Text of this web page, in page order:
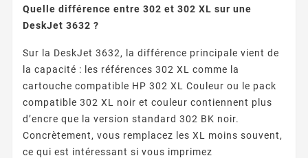
Quelle différence entre 302 et 302 XL sur une
DeskJet 3632 ?
Sur la DeskJet 3632, la différence principale vient de
la capacité : les références 302 XL comme la
cartouche compatible HP 302 XL Couleur ou le pack
compatible 302 XL noir et couleur contiennent plus
d’encre que la version standard 302 BK noir.
Concrètement, vous remplacez les XL moins souvent,
ce qui est intéressant si vous imprimez